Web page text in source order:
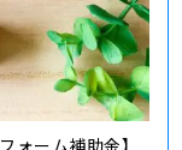
ォーム補助金】